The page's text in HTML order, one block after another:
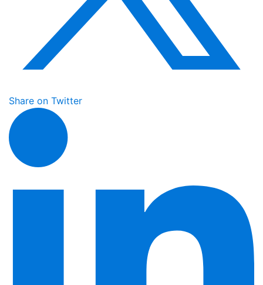
Share on Twitter